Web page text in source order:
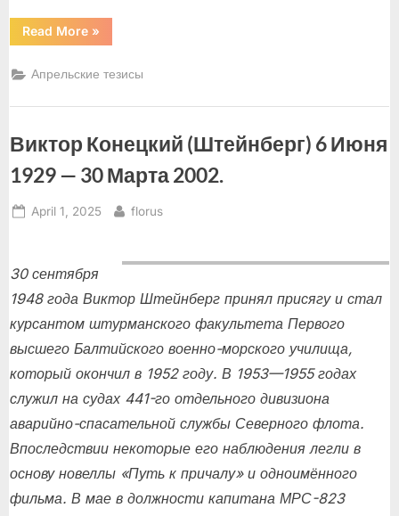
Read More“«Говорим
по-
»
Апрельские тезисы
Виктор Конецкий (Штейнберг) 6 Июня
1929 — 30 Марта 2002.
Posted
April 1, 2025 By
florus
30 сентября
1948 года Виктор Штейнберг принял присягу и стал
курсантом штурманского факультета Первого
высшего Балтийского военно-морского училища,
который окончил в 1952 году. В 1953—1955 годах
служил на судах 441-го отдельного дивизиона
аварийно-спасательной службы Северного флота.
Впоследствии некоторые его наблюдения легли в
основу новеллы «Путь к причалу» и одноимённого
фильма. В мае в должности капитана МРС-823